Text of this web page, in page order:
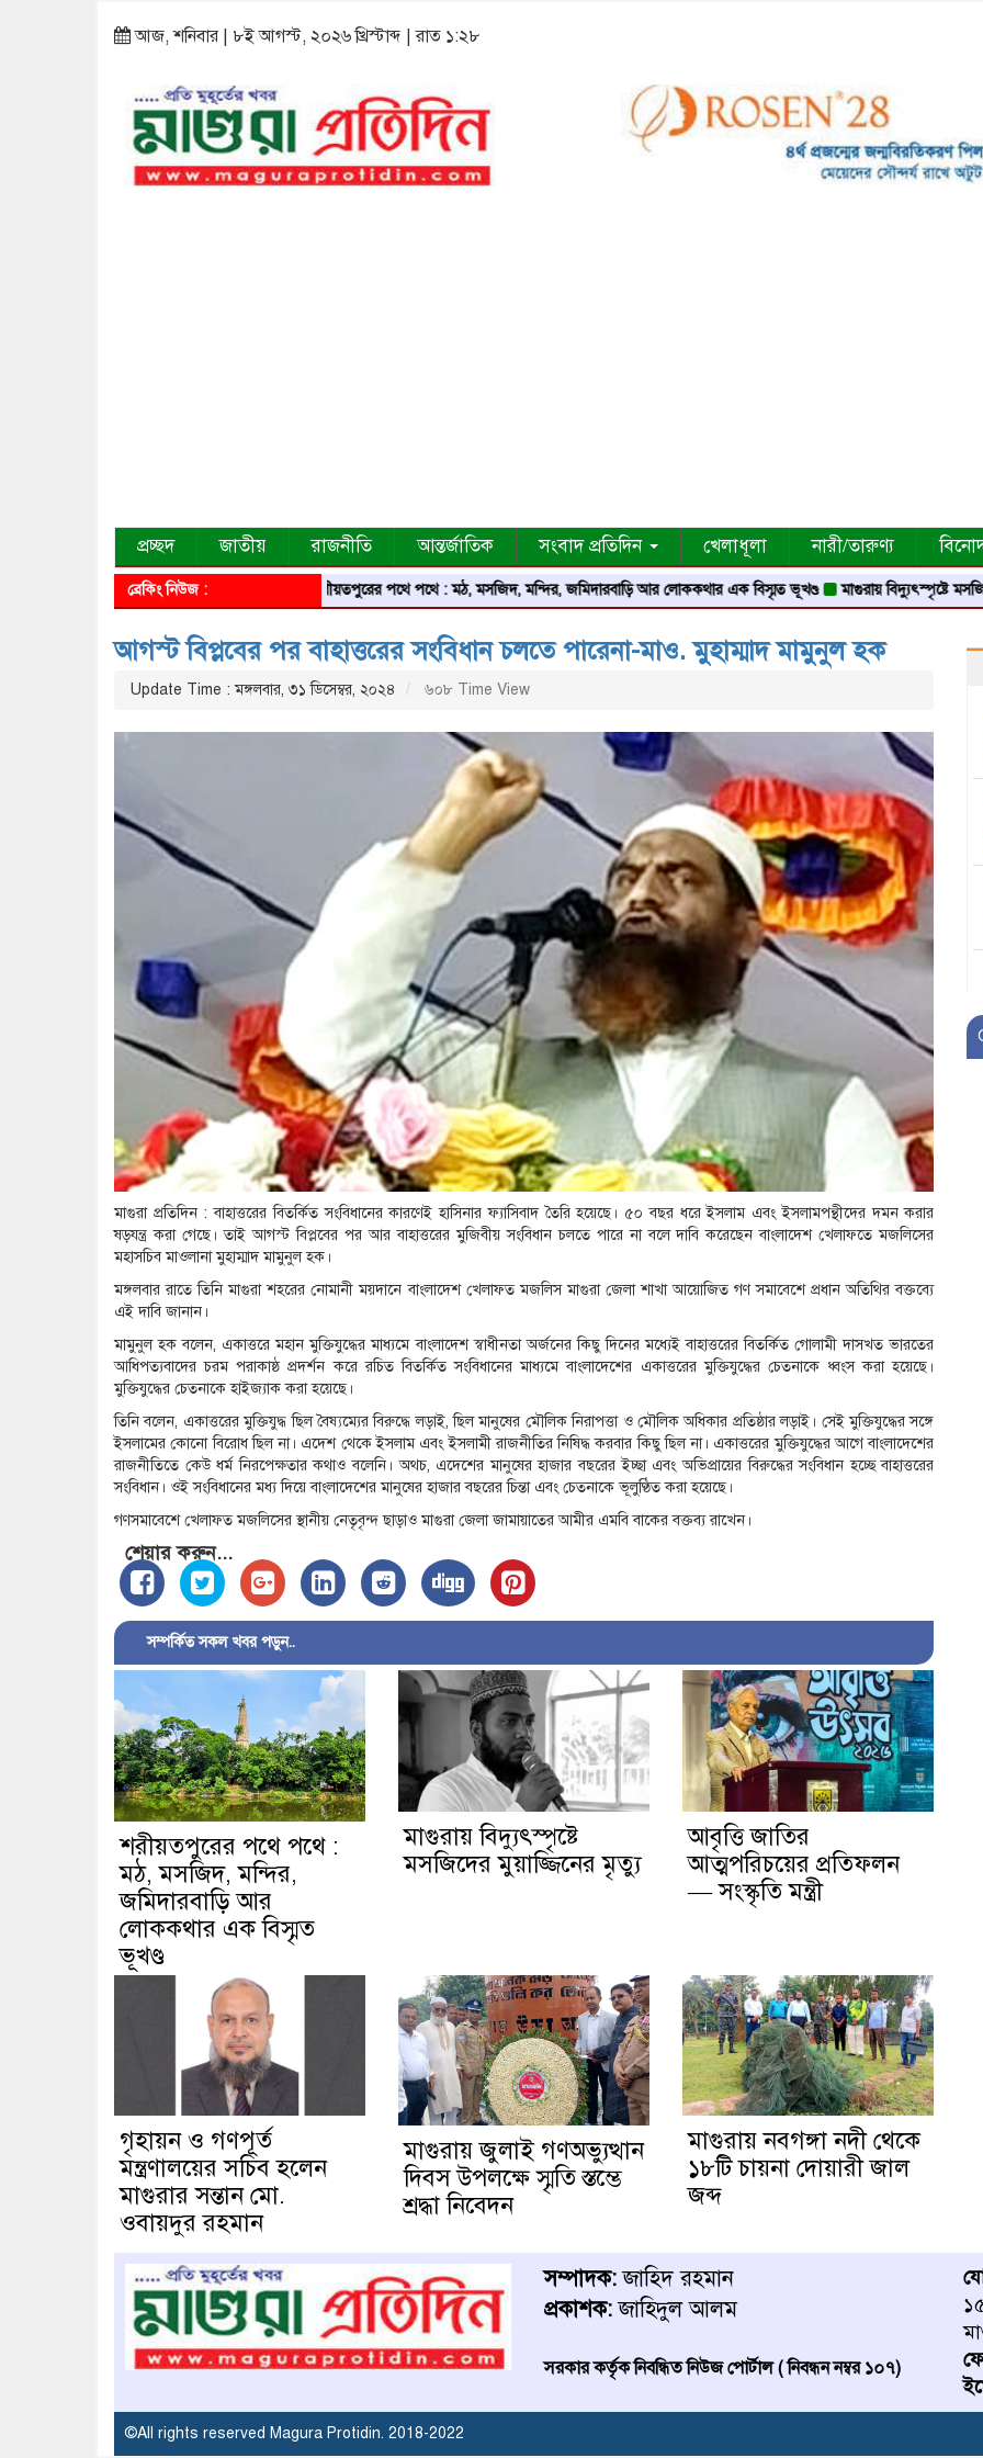
আজ, শনিবার | ৮ই আগস্ট, ২০২৬ খ্রিস্টাব্দ | রাত ১:২৮
প্রচ্ছদ জাতীয় রাজনীতি আন্তর্জাতিক সংবাদ প্রতিদিন খেলাধূলা নারী/তারুণ্য
ব্রেকিং নিউজ : শরীয়তপুরের পথে পথে : মঠ, মসজিদ, মন্দির, জমিদারবাড়ি আর লোককথার এক বিস্মৃত ভূখণ্ড মাগুরায় বিদ্যুৎস্পৃষ্টে মসজিদের
আগস্ট বিপ্লবের পর বাহাত্তরের সংবিধান চলতে পারেনা-মাও. মুহাম্মাদ মামুনুল হক
Update Time : মঙ্গলবার, ৩১ ডিসেম্বর, ২০২৪ ৬০৮ Time View
মাগুরা প্রতিদিন : বাহাত্তরের বিতর্কিত সংবিধানের কারণেই হাসিনার ফ্যাসিবাদ তৈরি হয়েছে। ৫০ বছর ধরে ইসলাম এবং ইসলামপন্থীদের দমন করার
ষড়যন্ত্র করা গেছে। তাই আগস্ট বিপ্লবের পর আর বাহাত্তরের মুজিবীয় সংবিধান চলতে পারে না বলে দাবি করেছেন বাংলাদেশ খেলাফতে মজলিসের
মহাসচিব মাওলানা মুহাম্মাদ মামুনুল হক।
মঙ্গলবার রাতে তিনি মাগুরা শহরের নোমানী ময়দানে বাংলাদেশ খেলাফত মজলিস মাগুরা জেলা শাখা আয়োজিত গণ সমাবেশে প্রধান অতিথির বক্তব্যে
এই দাবি জানান।
মামুনুল হক বলেন, একাত্তরে মহান মুক্তিযুদ্ধের মাধ্যমে বাংলাদেশ স্বাধীনতা অর্জনের কিছু দিনের মধ্যেই বাহাত্তরের বিতর্কিত গোলামী দাসখত ভারতের
আধিপত্যবাদের চরম পরাকাষ্ঠ প্রদর্শন করে রচিত বিতর্কিত সংবিধানের মাধ্যমে বাংলাদেশের একাত্তরের মুক্তিযুদ্ধের চেতনাকে ধ্বংস করা হয়েছে।
মুক্তিযুদ্ধের চেতনাকে হাইজ্যাক করা হয়েছে।
তিনি বলেন, একাত্তরের মুক্তিযুদ্ধ ছিল বৈষ্যম্যের বিরুদ্ধে লড়াই, ছিল মানুষের মৌলিক নিরাপত্তা ও মৌলিক অধিকার প্রতিষ্ঠার লড়াই। সেই মুক্তিযুদ্ধের সঙ্গে
ইসলামের কোনো বিরোধ ছিল না। এদেশ থেকে ইসলাম এবং ইসলামী রাজনীতির নিষিদ্ধ করবার কিছু ছিল না। একাত্তরের মুক্তিযুদ্ধের আগে বাংলাদেশের
রাজনীতিতে কেউ ধর্ম নিরপেক্ষতার কথাও বলেনি। অথচ, এদেশের মানুষের হাজার বছরের ইচ্ছা এবং অভিপ্রায়ের বিরুদ্ধের সংবিধান হচ্ছে বাহাত্তরের
সংবিধান। ওই সংবিধানের মধ্য দিয়ে বাংলাদেশের মানুষের হাজার বছরের চিন্তা এবং চেতনাকে ভূলুণ্ঠিত করা হয়েছে।
গণসমাবেশে খেলাফত মজলিসের স্থানীয় নেতৃবৃন্দ ছাড়াও মাগুরা জেলা জামায়াতের আমীর এমবি বাকের বক্তব্য রাখেন।
শেয়ার করুন...
সম্পর্কিত সকল খবর পড়ুন..
শরীয়তপুরের পথে পথে :
মঠ, মসজিদ, মন্দির,
জমিদারবাড়ি আর
লোককথার এক বিস্মৃত
ভূখণ্ড
মাগুরায় বিদ্যুৎস্পৃষ্টে
মসজিদের মুয়াজ্জিনের মৃত্যু
আবৃত্তি জাতির
আত্মপরিচয়ের প্রতিফলন
— সংস্কৃতি মন্ত্রী
গৃহায়ন ও গণপূর্ত
মন্ত্রণালয়ের সচিব হলেন
মাগুরার সন্তান মো.
ওবায়দুর রহমান
মাগুরায় জুলাই গণঅভ্যুত্থান
দিবস উপলক্ষে স্মৃতি স্তম্ভে
শ্রদ্ধা নিবেদন
মাগুরায় নবগঙ্গা নদী থেকে
১৮টি চায়না দোয়ারী জাল
জব্দ
সম্পাদক:জাহিদ রহমান
প্রকাশক:জাহিদুল আলম
সরকার কর্তৃক নিবন্ধিত নিউজ পোর্টাল ( নিবন্ধন নম্বর ১০৭)
©All rights reserved Magura Protidin. 2018-2022